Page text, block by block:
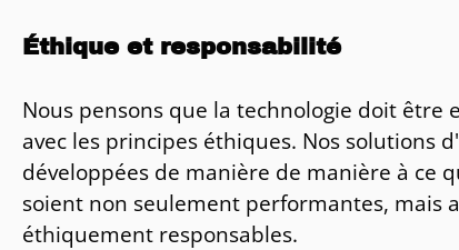
Éthique et responsabilité
Nous pensons que la technologie doit être
avec les principes éthiques. Nos solutions
développées de manière de manière à ce
soient non seulement performantes, mais
éthiquement responsables.